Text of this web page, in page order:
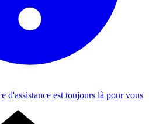
d'assistance est toujours là pour vous